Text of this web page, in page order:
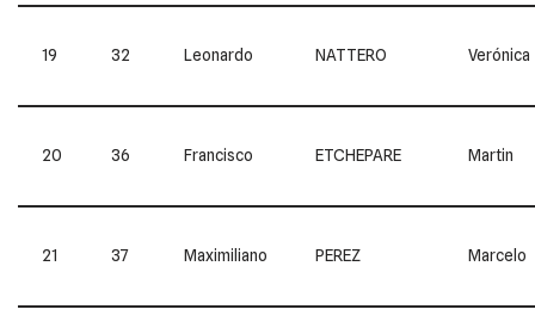
19 32 Leonardo NATTERO Verónica
20 36 Francisco ETCHEPARE Martin
21 37 Maximiliano PEREZ Marcelo